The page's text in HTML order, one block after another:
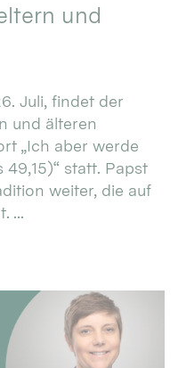
und
Juli, findet der
und älteren
„Ich aber werde
statt. Papst
weiter, die auf
...